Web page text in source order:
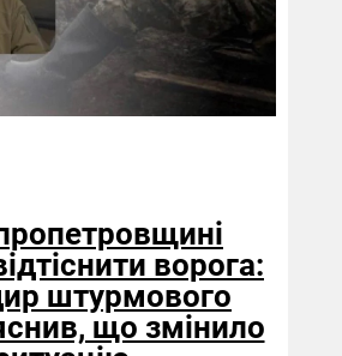
ворога:
штурмового
що змінило